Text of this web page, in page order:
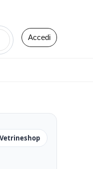
Accedi